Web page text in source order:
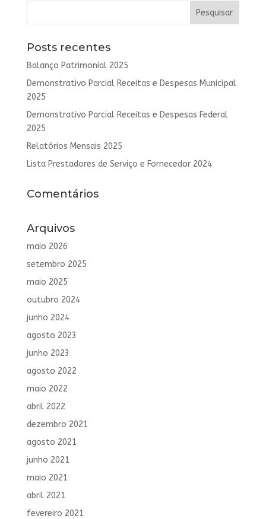
Posts recentes
Balanço Patrimonial 2025
Demonstrativo Parcial Receitas e Despesas Municipal
2025
Demonstrativo Parcial Receitas e Despesas Federal
2025
Relatórios Mensais 2025
Lista Prestadores de Serviço e Fornecedor 2024
Comentários
Arquivos
maio 2026
setembro 2025
maio 2025
outubro 2024
junho 2024
agosto 2023
junho 2023
agosto 2022
maio 2022
abril 2022
dezembro 2021
agosto 2021
junho 2021
maio 2021
abril 2021
fevereiro 2021